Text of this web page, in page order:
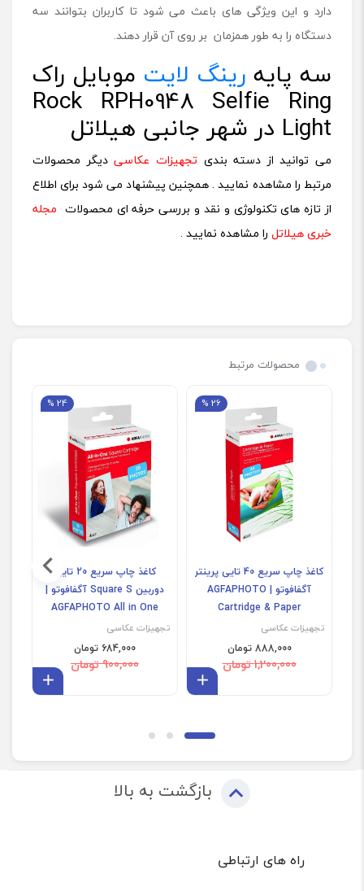
دارد و این ویژگی های باعث می شود تا کاربران بتوانند سه
دستگاه را به طور همزمان بر روی آن قرار دهند.
سه پایهرینگ لایت موبایل راک
Rock RPH0948 Selfie Ring
Light در شهر جانبی هیلاتل
می توانید از دسته بندی تجهیزات عکاسی دیگر محصولات
مرتبط را مشاهده نمایید .همچنین پیشنهاد می شود برای اطلاع
از تازه های تکنولوژی و نقد و بررسی حرفه ای محصولات مجله
خبری هیلاتل را مشاهده نمایید .
محصولات مرتبط
26 %
کاغذ چاپ سریع 40 تایی پرینتر
آگفافوتو | AGFAPHOTO
Cartridge & Paper
تجهیزات عکاسی
888,000 تومان
1,200,000 تومان
24 %
کاغذ چاپ سریع 20 تایی
دوربین Square S آگفافوتو |
AGFAPHOTO All in One
Cartridge
تجهیزات عکاسی
684,000 تومان
900,000 تومان
بازگشت به بالا
راه های ارتباطی